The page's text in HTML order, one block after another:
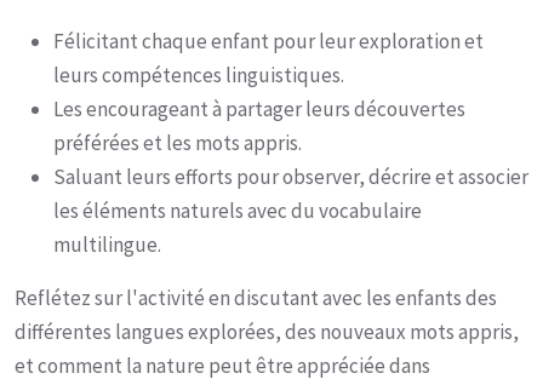
Félicitant chaque enfant pour leur exploration et
leurs compétences linguistiques.
Les encourageant à partager leurs découvertes
préférées et les mots appris.
Saluant leurs efforts pour observer, décrire et associer
les éléments naturels avec du vocabulaire
multilingue.
Reflétez sur l'activité en discutant avec les enfants des
différentes langues explorées, des nouveaux mots appris,
et comment la nature peut être appréciée dans